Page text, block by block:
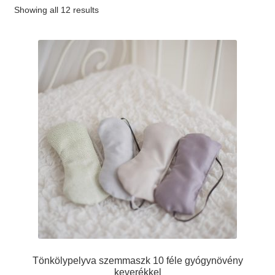
#65 (no title)
#89 (no title)
Showing all 12 results
Tönkölypelyva szemmaszk 10 féle gyógynövény
keverékkel